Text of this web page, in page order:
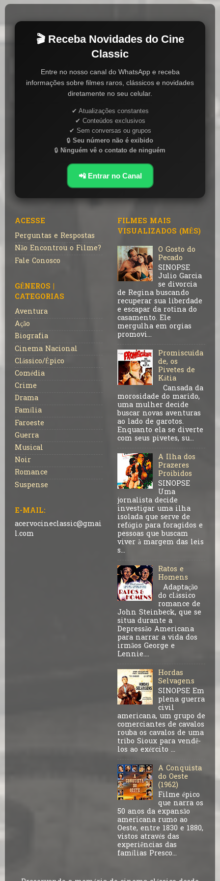
🎬 Receba Novidades do Cine
Classic
Entre no nosso canal do WhatsApp e receba
informações sobre filmes raros, clássicos e novidades
diretamente no seu celular.
✔ Atualizações constantes
✔ Conteúdos exclusivos
✔ Sem conversas ou grupos
🔒 Seu número não é exibido
🔒 Ninguém vê o contato de ninguém
📲 Entrar no Canal
ACESSE
Perguntas e Respostas
Não Encontrou o Filme?
Fale Conosco
GÊNEROS |
CATEGORIAS
Aventura
Ação
Biografia
Cinema Nacional
Clássico/Épico
Comédia
Crime
Drama
Família
Faroeste
Guerra
Musical
Noir
Romance
Suspense
E-MAIL:
acervocineclassic@gmai
l.com
FILMES MAIS
VISUALIZADOS (MÊS)
O Gosto do
Pecado
SINOPSE
Julio Garcia
se divorcia
de Regina buscando
recuperar sua liberdade
e escapar da rotina do
casamento. Ele
mergulha em orgias
promovi...
Promiscuida
de, os
Pivetes de
Kátia
Cansada da
morosidade do marido,
uma mulher decide
buscar novas aventuras
ao lado de garotos.
Enquanto ela se diverte
com seus pivetes, su...
A Ilha dos
Prazeres
Proibidos
SINOPSE
Uma
jornalista decide
investigar uma ilha
isolada que serve de
refúgio para foragidos e
pessoas que buscam
viver à margem das leis
s...
Ratos e
Homens
Adaptação
do clássico
romance de
John Steinbeck, que se
situa durante a
Depressão Americana
para narrar a vida dos
irmãos George e
Lennie....
Hordas
Selvagens
SINOPSE Em
plena guerra
civil
americana, um grupo de
comerciantes de cavalos
rouba os cavalos de uma
tribo Sioux para vendê-
los ao exército ...
A Conquista
do Oeste
(1962)
Filme épico
que narra os
50 anos da expansão
americana rumo ao
Oeste, entre 1830 e 1880,
vistos através das
experiências das
famílias Presco...